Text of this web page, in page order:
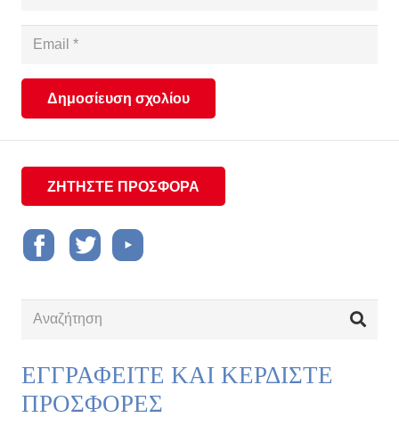
Δημοσίευση σχολίου
ΖΗΤΗΣΤΕ ΠΡΟΣΦΟΡΑ
ΕΓΓΡΑΦΕΙΤΕ ΚΑΙ ΚΕΡΔΙΣΤΕ
ΠΡΟΣΦΟΡΕΣ